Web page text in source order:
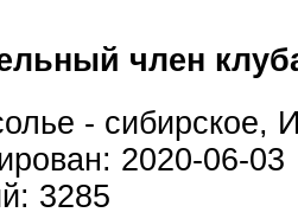
член
- сибирское,
2020-06-03
3285